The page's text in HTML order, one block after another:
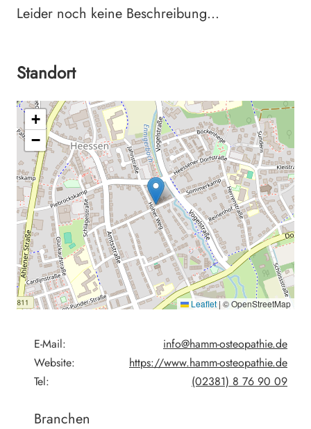
Leider noch keine Beschreibung…
Standort
+
−
Leaflet | © OpenStreetMap
E-Mail:
info@hamm-osteopathie.de
Website:
https://www.hamm-osteopathie.de
Tel:
(02381) 8 76 90 09
Branchen